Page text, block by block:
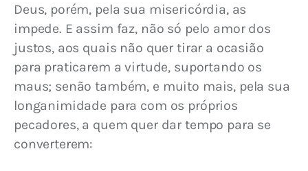
Deus, porém, pela sua misericórdia, as
impede. E assim faz, não só pelo amor dos
justos, aos quais não quer tirar a ocasião
para praticarem a virtude, suportando os
maus; senão também, e muito mais, pela sua
longanimidade para com os próprios
pecadores, a quem quer dar tempo para se
converterem: